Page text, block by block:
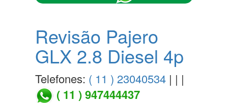
Revisão Pajero
GLX 2.8 Diesel 4p
Telefones: ( 11 ) 23040534 | | |
( 11 ) 947444437